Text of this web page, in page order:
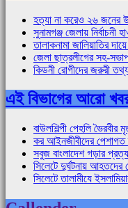
হত্যা না করেও ২৬ জনের
সুনামগঞ্জ জেলায় নির্বাচনী
তালাকনামা জালিয়াতির
জেলা ছাত্রলীগের সহ-
কিডনী রোগীদের জরুরী
এই বিভাগের আরো
বাউলশিল্পী পেহলি
কর আইনজীবীদের পেশাগত
সবুজ বাংলাদেশ গড়ার
সিলেটে দুর্ঘটনায় আহতদের
সিলেটে তালামীযে